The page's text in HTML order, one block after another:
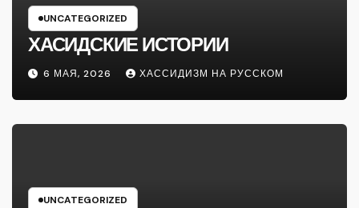
UNCATEGORIZED
ХАСИДСКИЕ ИСТОРИИ
6 МАЯ, 2026 ХАССИДИЗМ НА РУССКОМ
UNCATEGORIZED